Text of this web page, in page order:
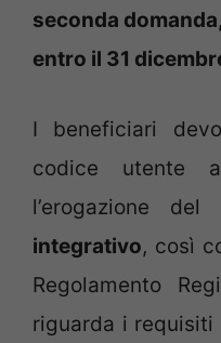
seconda
entro il 31
I beneficiari
codice utente
l’erogazione del
integrativo, così
Regolamento
riguarda i